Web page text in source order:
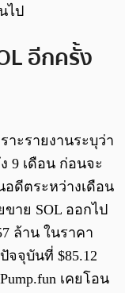
ไป
อีกครั้ง
าะรายงานระบุว่า
9 เดือน ก่อนจะ
ดีตระหว่างเดือน
ขาย SOL ออกไป
ล้าน ในราคา
จจุบันที่ $85.12
เคยโอน